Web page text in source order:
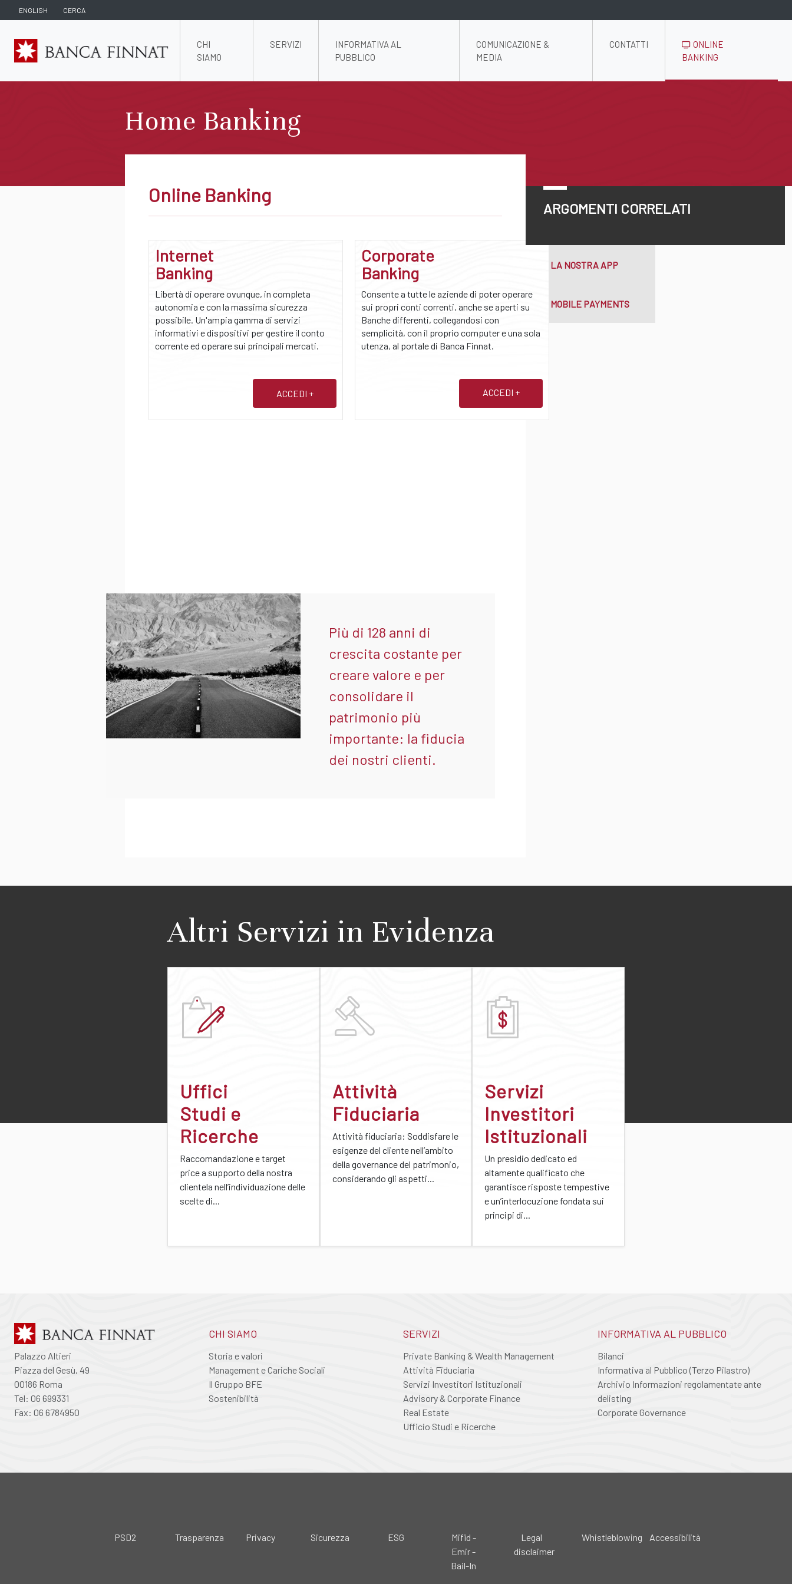
ENGLISH CERCA
CHI
SIAMO
SERVIZI
INFORMATIVA AL
PUBBLICO
COMUNICAZIONE &
MEDIA
CONTATTI
ONLINE
BANKING
Home Banking
Online Banking
Internet
Banking
Libertà di operare ovunque, in completa
autonomia e con la massima sicurezza
possibile. Un'ampia gamma di servizi
informativi e dispositivi per gestire il conto
corrente ed operare sui principali mercati.
ACCEDI +
Corporate
Banking
Consente a tutte le aziende di poter operare
sui propri conti correnti, anche se aperti su
Banche differenti, collegandosi con
semplicità, con il proprio computer e una sola
utenza, al portale di Banca Finnat.
ACCEDI +
Più di 128 anni di
crescita costante per
creare valore e per
consolidare il
patrimonio più
importante: la fiducia
dei nostri clienti.
ARGOMENTI CORRELATI
LA NOSTRA APP
MOBILE PAYMENTS
Altri Servizi in Evidenza
Uffici
Studi e
Ricerche
Raccomandazione e target
price a supporto della nostra
clientela nell’individuazione delle
scelte di...
Attività
Fiduciaria
Attività fiduciaria: Soddisfare le
esigenze del cliente nell’ambito
della governance del patrimonio,
considerando gli aspetti...
Servizi
Investitori
Istituzionali
Un presidio dedicato ed
altamente qualificato che
garantisce risposte tempestive
e un’interlocuzione fondata sui
principi di...
Palazzo Altieri
Piazza del Gesù, 49
00186 Roma
Tel: 06 699331
Fax: 06 6784950
CHI SIAMO
Storia e valori
Management e Cariche Sociali
Il Gruppo BFE
Sostenibilità
SERVIZI
Private Banking & Wealth Management
Attività Fiduciaria
Servizi Investitori Istituzionali
Advisory & Corporate Finance
Real Estate
Ufficio Studi e Ricerche
INFORMATIVA AL PUBBLICO
Bilanci
Informativa al Pubblico (Terzo Pilastro)
Archivio Informazioni regolamentate ante
delisting
Corporate Governance
PSD2 Trasparenza Privacy Sicurezza ESG
Mifid -
Emir -
Bail-In
Legal
disclaimer
Whistleblowing Accessibilità